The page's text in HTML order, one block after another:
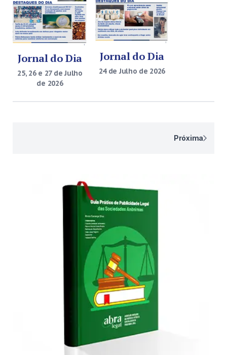
Jornal do Dia
25, 26 e 27 de Julho
de 2026
Jornal do Dia
24 de Julho de 2026
Próxima